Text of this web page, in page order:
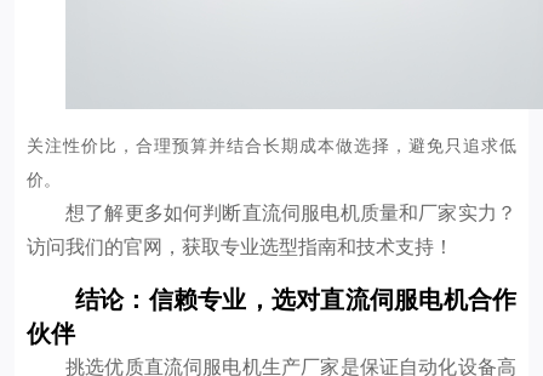
关注性价比，合理预算并结合长期成本做选择，避免只追求低
价。
想了解更多如何判断直流伺服电机质量和厂家实力？
访问我们的官网，获取专业选型指南和技术支持！
结论：信赖专业，选对直流伺服电机合作
伙伴
挑选优质直流伺服电机生产厂家是保证自动化设备高